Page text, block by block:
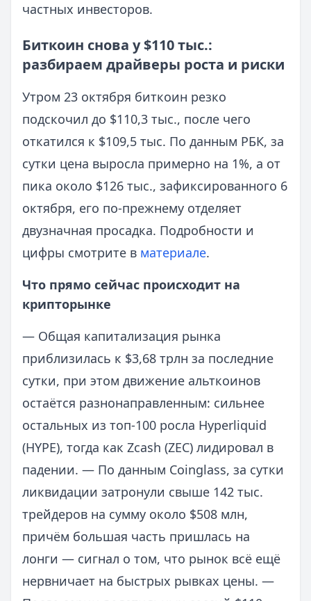
частных инвесторов.
Биткоин снова у $110 тыс.:
разбираем драйверы роста и риски
Утром 23 октября биткоин резко
подскочил до $110,3 тыс., после чего
откатился к $109,5 тыс. По данным РБК, за
сутки цена выросла примерно на 1%, а от
пика около $126 тыс., зафиксированного 6
октября, его по-прежнему отделяет
двузначная просадка. Подробности и
цифры смотрите в материале.
Что прямо сейчас происходит на
крипторынке
— Общая капитализация рынка
приблизилась к $3,68 трлн за последние
сутки, при этом движение альткоинов
остаётся разнонаправленным: сильнее
остальных из топ-100 росла Hyperliquid
(HYPE), тогда как Zcash (ZEC) лидировал в
падении. — По данным Coinglass, за сутки
ликвидации затронули свыше 142 тыс.
трейдеров на сумму около $508 млн,
причём большая часть пришлась на
лонги — сигнал о том, что рынок всё ещё
нервничает на быстрых рывках цены. —